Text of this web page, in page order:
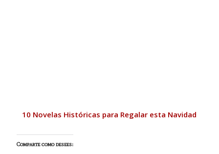
10 Novelas Históricas para Regalar esta Navidad
Comparte como desees: